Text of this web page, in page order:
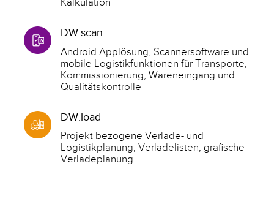
Kalkulation
DW.scan
Android Applösung, Scannersoftware und
mobile Logistikfunktionen für Transporte,
Kommissionierung, Wareneingang und
Qualitätskontrolle
DW.load
Projekt bezogene Verlade- und
Logistikplanung, Verladelisten, grafische
Verladeplanung